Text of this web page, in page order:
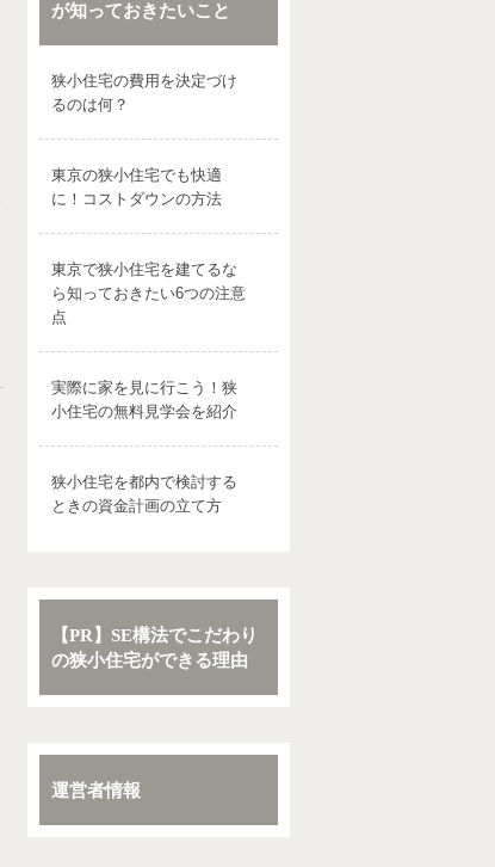
が知っておきたいこと
狭小住宅の費用を決定づけ
るのは何？
東京の狭小住宅でも快適
に！コストダウンの方法
東京で狭小住宅を建てるな
ら知っておきたい6つの注意
点
実際に家を見に行こう！狭
小住宅の無料見学会を紹介
狭小住宅を都内で検討する
ときの資金計画の立て方
【PR】SE構法でこだわり
の狭小住宅ができる理由
運営者情報